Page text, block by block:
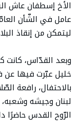
الأخ إسطفان عاش
عامل في الشّأن
ليتمكن من إنقاذ
وبعد القدّاس، كانت
خليل عبّرت فيها عن
بالاحتفال، رافعة
لبنان وجيشه
الرّوح القدس حاضرًا